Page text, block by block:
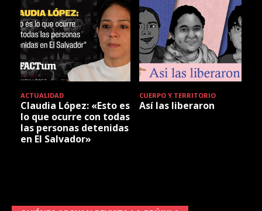
ACTUALIDAD
Claudia López: «Esto es
lo que ocurre con todas
las personas detenidas
en El Salvador»
CUERPO Y TERRITORIO
Así las liberaron